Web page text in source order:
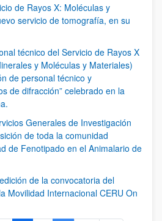
de Rayos X: Moléculas y
servicio de tomografía, en su
técnico del Servicio de Rayos X
y Moléculas y Materiales)
de personal técnico y
de difracción” celebrado en la
Generales de Investigación
de toda la comunidad
de Fenotipado en el Animalario de
de la convocatoria del
Movilidad Internacional CERU On